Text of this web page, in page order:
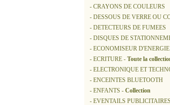
- CRAYONS DE COULEURS
- DESSOUS DE VERRE OU
- DETECTEURS DE FUMEES
- DISQUES DE
- ECONOMISEUR
- ECRITURE - Toute la
- ELECTRONIQUE ET
- ENCEINTES BLUETOOTH
- ENFANTS - Collection
- EVENTAILS PUBLICITAIRES